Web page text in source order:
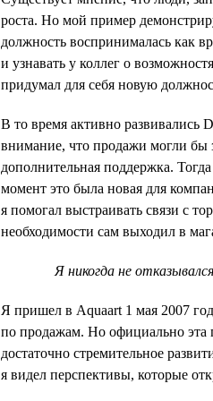
роста. Но мой пример
должность воспринималась как
и узнавать у коллег о
придумал для себя новую
В то время активно развивались
внимание, что продажи могли бы
дополнительная поддержка.
момент это была новая для
я помогал выстраивать связи с
необходимости сам выходил в
Я никогда не
Я пришел в Aquaart 1 мая 2007
по продажам. Но официально эта
достаточно стремительное
я видел перспективы, которые